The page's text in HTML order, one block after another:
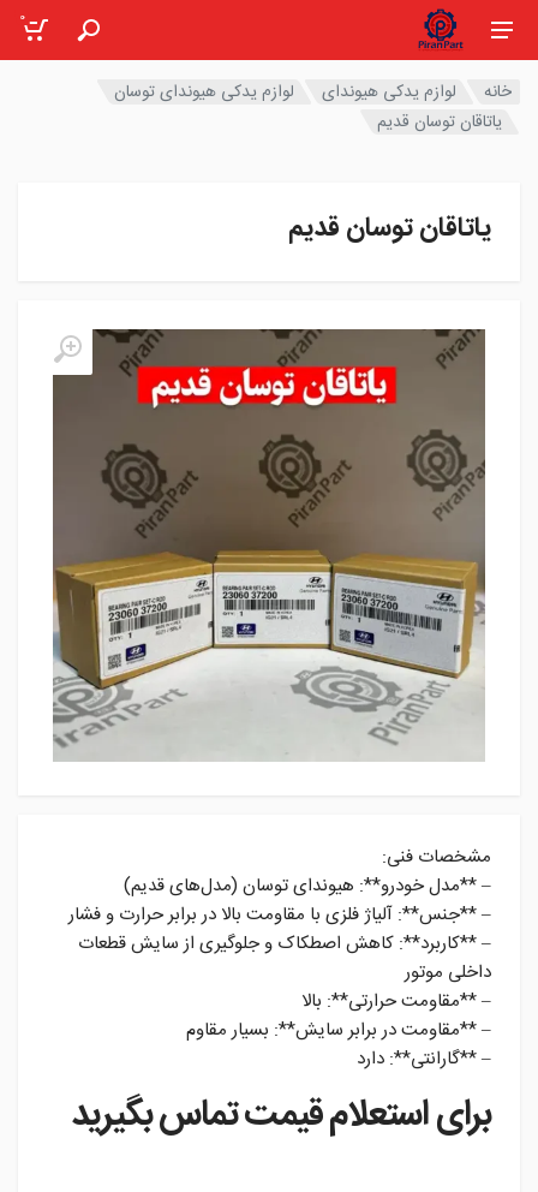
0
خانه لوازم یدکی هیوندای
لوازم یدکی هیوندای توسان
یاتاقان توسان قدیم
یاتاقان توسان قدیم
مشخصات فنی:
– **مدل خودرو**: هیوندای توسان (مدل‌های قدیم)
– **جنس**: آلیاژ فلزی با مقاومت بالا در برابر حرارت و فشار
– **کاربرد**: کاهش اصطکاک و جلوگیری از سایش قطعات
داخلی موتور
– **مقاومت حرارتی**: بالا
– **مقاومت در برابر سایش**: بسیار مقاوم
– **گارانتی**: دارد
برای استعلام قیمت تماس بگیرید